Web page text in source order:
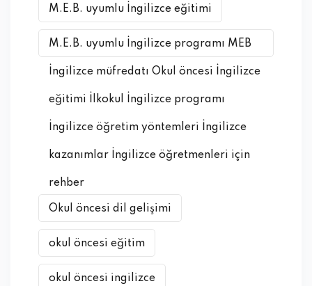
M.E.B. uyumlu İngilizce eğitimi
M.E.B. uyumlu İngilizce programı MEB
İngilizce müfredatı Okul öncesi İngilizce
eğitimi İlkokul İngilizce programı
İngilizce öğretim yöntemleri İngilizce
kazanımlar İngilizce öğretmenleri için
rehber
Okul öncesi dil gelişimi
okul öncesi eğitim
okul öncesi ingilizce